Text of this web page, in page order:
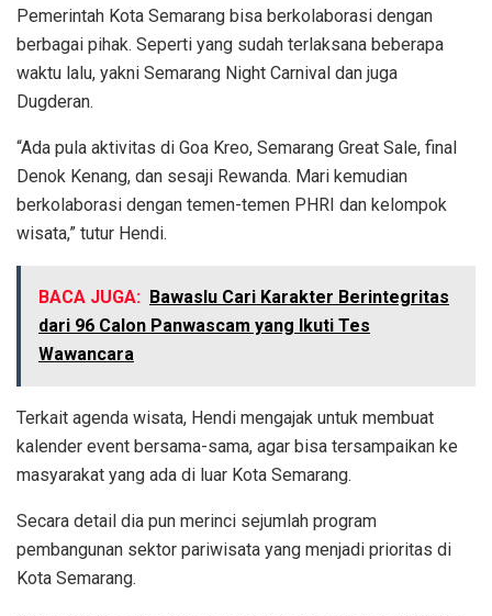
Pemerintah Kota Semarang bisa berkolaborasi dengan
berbagai pihak. Seperti yang sudah terlaksana beberapa
waktu lalu, yakni Semarang Night Carnival dan juga
Dugderan.
“Ada pula aktivitas di Goa Kreo, Semarang Great Sale, final
Denok Kenang, dan sesaji Rewanda. Mari kemudian
berkolaborasi dengan temen-temen PHRI dan kelompok
wisata,” tutur Hendi.
BACA JUGA: Bawaslu Cari Karakter Berintegritas
dari 96 Calon Panwascam yang Ikuti Tes
Wawancara
Terkait agenda wisata, Hendi mengajak untuk membuat
kalender event bersama-sama, agar bisa tersampaikan ke
masyarakat yang ada di luar Kota Semarang.
Secara detail dia pun merinci sejumlah program
pembangunan sektor pariwisata yang menjadi prioritas di
Kota Semarang.